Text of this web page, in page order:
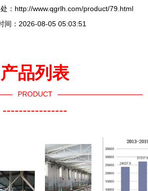
：http://www.qgrlh.com/product/79.html
间：2026-08-05 05:03:51
产品列表
PRODUCT
----------------